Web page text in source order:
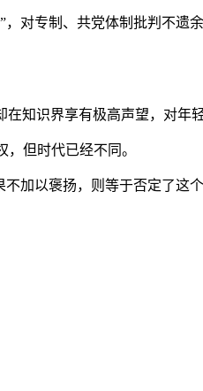
对专制、共党体制批判不遗
知识界享有极高声望，对年
但时代已经不同。
加以褒扬，则等于否定了这